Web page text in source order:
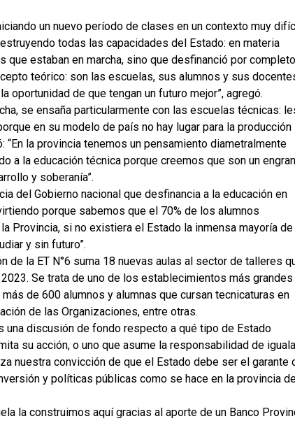
un nuevo período de clases en un contexto muy
todas las capacidades del Estado: en materia
que estaban en marcha, sino que desfinanció por
teórico: son las escuelas, sus alumnos y sus
de que tengan un futuro mejor”, agregó.
se ensaña particularmente con las escuelas técnicas:
en su modelo de país no hay lugar para la producción
“En la provincia tenemos un pensamiento diametralmente
a la educación técnica porque creemos que son un
y soberanía”.
del Gobierno nacional que desfinancia a la educación en
porque sabemos que el 70% de los alumnos
Provincia, si no existiera el Estado la inmensa mayoría de
y sin futuro”.
de la ET N°6 suma 18 nuevas aulas al sector de talleres
Se trata de uno de los establecimientos más
de 600 alumnos y alumnas que cursan tecnicaturas en
de las Organizaciones, entre otras.
una discusión de fondo respecto a qué tipo de Estado
su acción, o uno que asume la responsabilidad de
nuestra convicción de que el Estado debe ser el garante
y políticas públicas como se hace en la provincia
la construimos aquí gracias al aporte de un Banco